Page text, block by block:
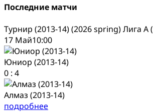
Последние матчи
Турнир (2013-14) (2026 spring) Лига А
17 Май10:00
Юниор (2013-14)
0 : 4
Алмаз (2013-14)
подробнее